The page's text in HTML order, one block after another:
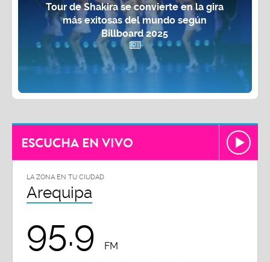
Tour de Shakira se convierte en la gira
más exitosas del mundo según
Billboard 2025
ESCUCHA EN VIVO
LA ZONA EN TU CIUDAD
Arequipa
95.9 FM